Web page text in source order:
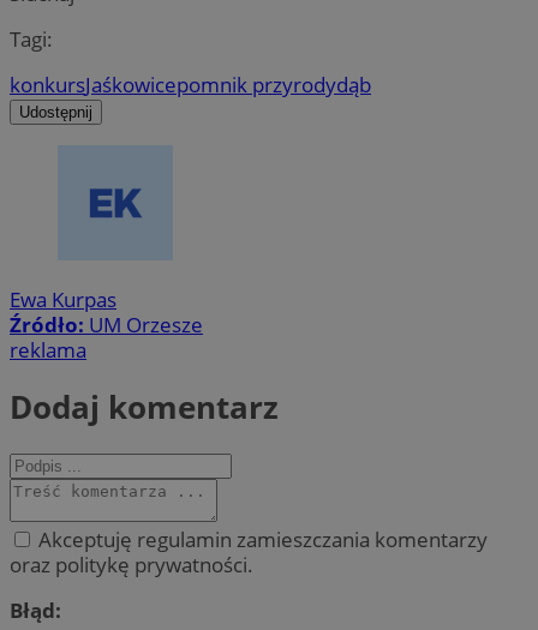
Tagi:
konkursJaśkowicepomnik przyrodydąb
Udostępnij
Ewa Kurpas
Źródło: UM Orzesze
reklama
Dodaj komentarz
Akceptuję regulamin zamieszczania komentarzy
oraz politykę prywatności.
Błąd: